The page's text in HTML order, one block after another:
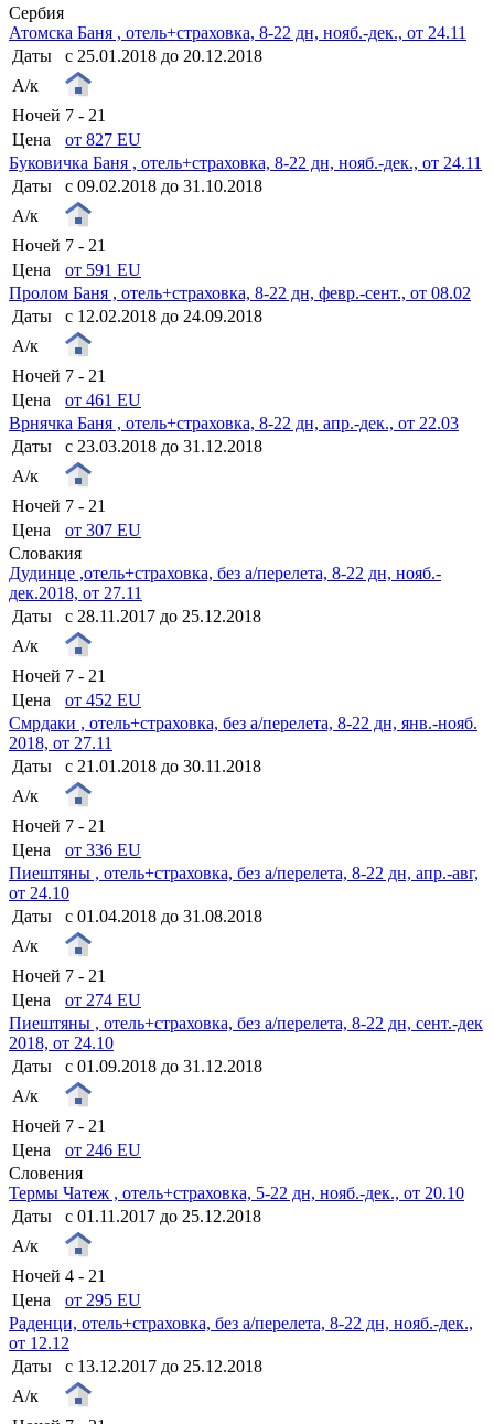
Сербия
Атомска Баня , отель+страховка, 8-22 дн, нояб.-дек., от 24.11
Даты
с 25.01.2018 до 20.12.2018
А/к
Ночей 7 - 21
Цена
от 827 EU
Буковичка Баня , отель+страховка, 8-22 дн, нояб.-дек., от 24.11
Даты
с 09.02.2018 до 31.10.2018
А/к
Ночей 7 - 21
Цена
от 591 EU
Пролом Баня , отель+страховка, 8-22 дн, февр.-сент., от 08.02
Даты
с 12.02.2018 до 24.09.2018
А/к
Ночей 7 - 21
Цена
от 461 EU
Врнячка Баня , отель+страховка, 8-22 дн, апр.-дек., от 22.03
Даты
с 23.03.2018 до 31.12.2018
А/к
Ночей 7 - 21
Цена
от 307 EU
Словакия
Дудинце ,отель+страховка, без а/перелета, 8-22 дн, нояб.-
дек.2018, от 27.11
Даты
с 28.11.2017 до 25.12.2018
А/к
Ночей 7 - 21
Цена
от 452 EU
Смрдаки , отель+страховка, без а/перелета, 8-22 дн, янв.-нояб.
2018, от 27.11
Даты
с 21.01.2018 до 30.11.2018
А/к
Ночей 7 - 21
Цена
от 336 EU
Пиештяны , отель+страховка, без а/перелета, 8-22 дн, апр.-авг,
от 24.10
Даты
с 01.04.2018 до 31.08.2018
А/к
Ночей 7 - 21
Цена
от 274 EU
Пиештяны , отель+страховка, без а/перелета, 8-22 дн, сент.-дек
2018, от 24.10
Даты
с 01.09.2018 до 31.12.2018
А/к
Ночей 7 - 21
Цена
от 246 EU
Словения
Термы Чатеж , отель+страховка, 5-22 дн, нояб.-дек., от 20.10
Даты
с 01.11.2017 до 25.12.2018
А/к
Ночей 4 - 21
Цена
от 295 EU
Раденци, отель+страховка, без а/перелета, 8-22 дн, нояб.-дек.,
от 12.12
Даты
с 13.12.2017 до 25.12.2018
А/к